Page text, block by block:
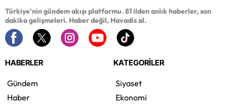
Türkiye'nin gündem akışı platformu. 81 ilden anlık haberler, son
dakika gelişmeleri. Haber değil, Havadis al.
HABERLER
Gündem
Haber
KATEGORİLER
Siyaset
Ekonomi